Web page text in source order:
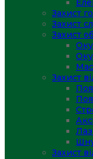
Захист
Захист
Захист
Захист
Захист